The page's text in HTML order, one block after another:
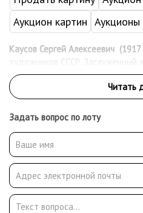
Аукцион картин Аукционы
Каусов Сергей Алексеевич
художников СССР. Заслуженный
Задать вопрос по лоту